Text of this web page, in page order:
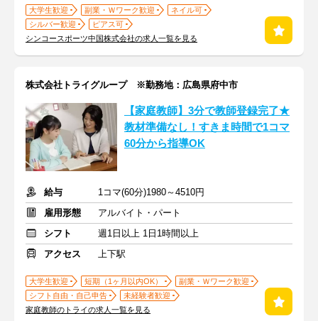
大学生歓迎 副業・Ｗワーク歓迎
ネイル可
シルバー歓迎
ピアス可
シンコースポーツ中国株式会社の求人一覧を見る
株式会社トライグループ ※勤務地：広島県府中市
【家庭教師】3分で教師登録完了★
教材準備なし！すきま時間で1コマ
60分から指導OK
給与
1コマ(60分)1980～4510円
雇用形態
アルバイト・パート
シフト
週1日以上 1日1時間以上
アクセス
上下駅
大学生歓迎 短期（1ヶ月以内OK）
副業・Ｗワーク歓迎
シフト自由・自己申告
未経験者歓迎
家庭教師のトライの求人一覧を見る